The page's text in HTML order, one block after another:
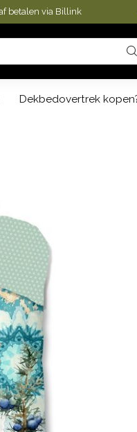
betalen via Billink
Dekbedovertrek